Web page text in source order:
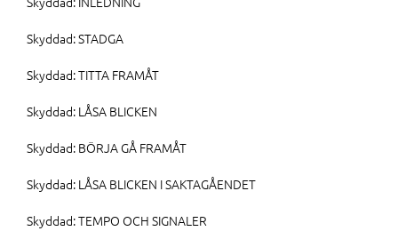
Skyddad: STADGA
Skyddad: TITTA FRAMÅT
Skyddad: LÅSA BLICKEN
Skyddad: BÖRJA GÅ FRAMÅT
Skyddad: LÅSA BLICKEN I SAKTAGÅENDET
Skyddad: TEMPO OCH SIGNALER